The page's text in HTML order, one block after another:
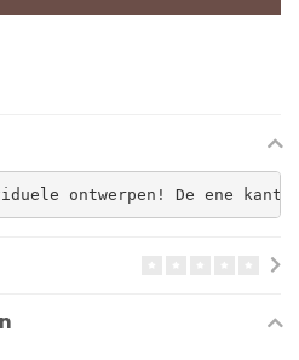
ontwerpen! De ene